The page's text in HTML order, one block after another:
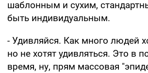
шаблонным и сухим,
быть индивидуальным.
- Удивляйся. Как много людей
но не хотят удивляться. Это в
время, ну, прям массовая